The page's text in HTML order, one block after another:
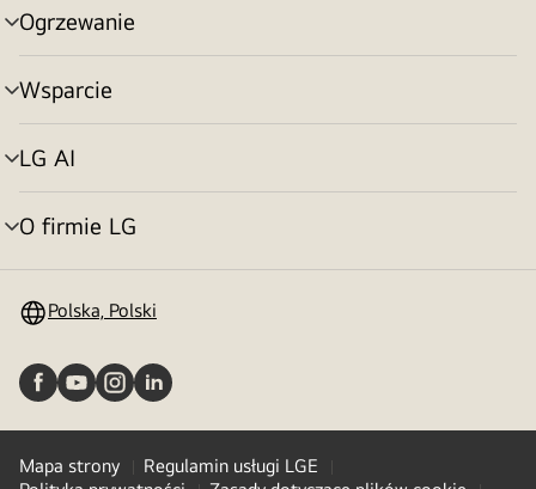
Ogrzewanie
Przełącznik
menu
Wsparcie
Przełącznik
menu
LG AI
Przełącznik
menu
O firmie LG
Przełącznik
Polska, Polski
Mapa strony
Regulamin usługi LGE